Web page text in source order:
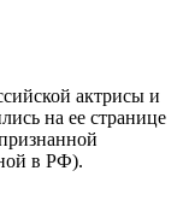
актрисы и
на ее странице
в РФ).